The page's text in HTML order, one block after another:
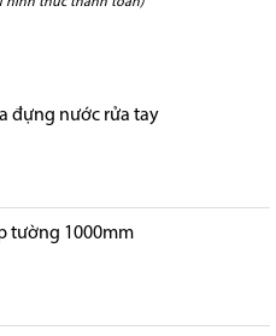
đựng nước rửa tay
tường 1000mm